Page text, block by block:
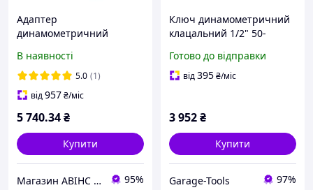
Адаптер
динамометричний
1471 JTC
В наявності
5.0 (1)
від957₴/міс
5 740.34₴
Купити
Магазин АВІНС автоінструмент для СТО 95%
Ключ динамометричний
клацальний 1/2" 50-
Готово до відправки
від395₴/міс
3 952₴
Купити
Garage-Tools 97%